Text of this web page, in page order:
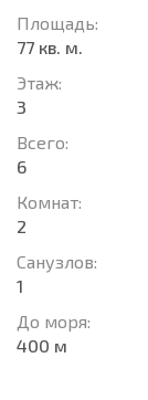
Площадь:
77 кв. м.
Этаж:
3
Всего:
6
Комнат:
2
Санузлов:
1
До моря:
400 м